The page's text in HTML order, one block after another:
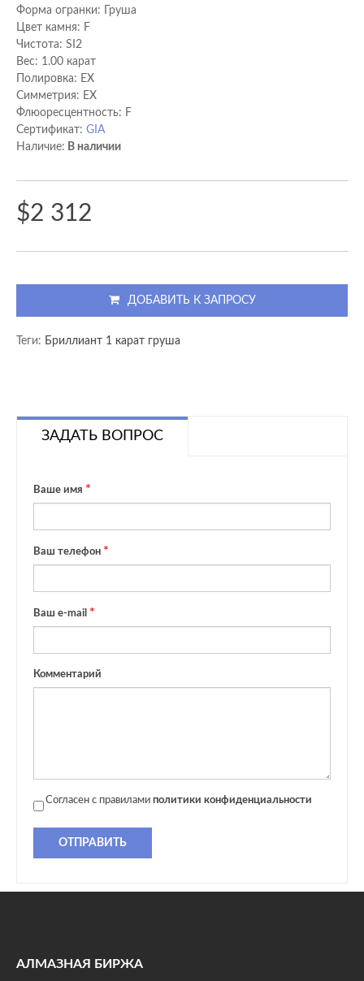
Форма огранки: Груша
Цвет камня: F
Чистота: SI2
Вес: 1.00 карат
Полировка: EX
Cимметрия: EX
Флюоресцентность: F
Сертификат: GIA
Наличие: В наличии
$2 312
ДОБАВИТЬ К ЗАПРОСУ
Теги: Бриллиант 1 карат груша
ЗАДАТЬ ВОПРОС
Ваше имя
Ваш телефон
Ваш e-mail
Комментарий
Согласен с правилами политики конфиденциальности
ОТПРАВИТЬ
АЛМАЗНАЯ БИРЖА